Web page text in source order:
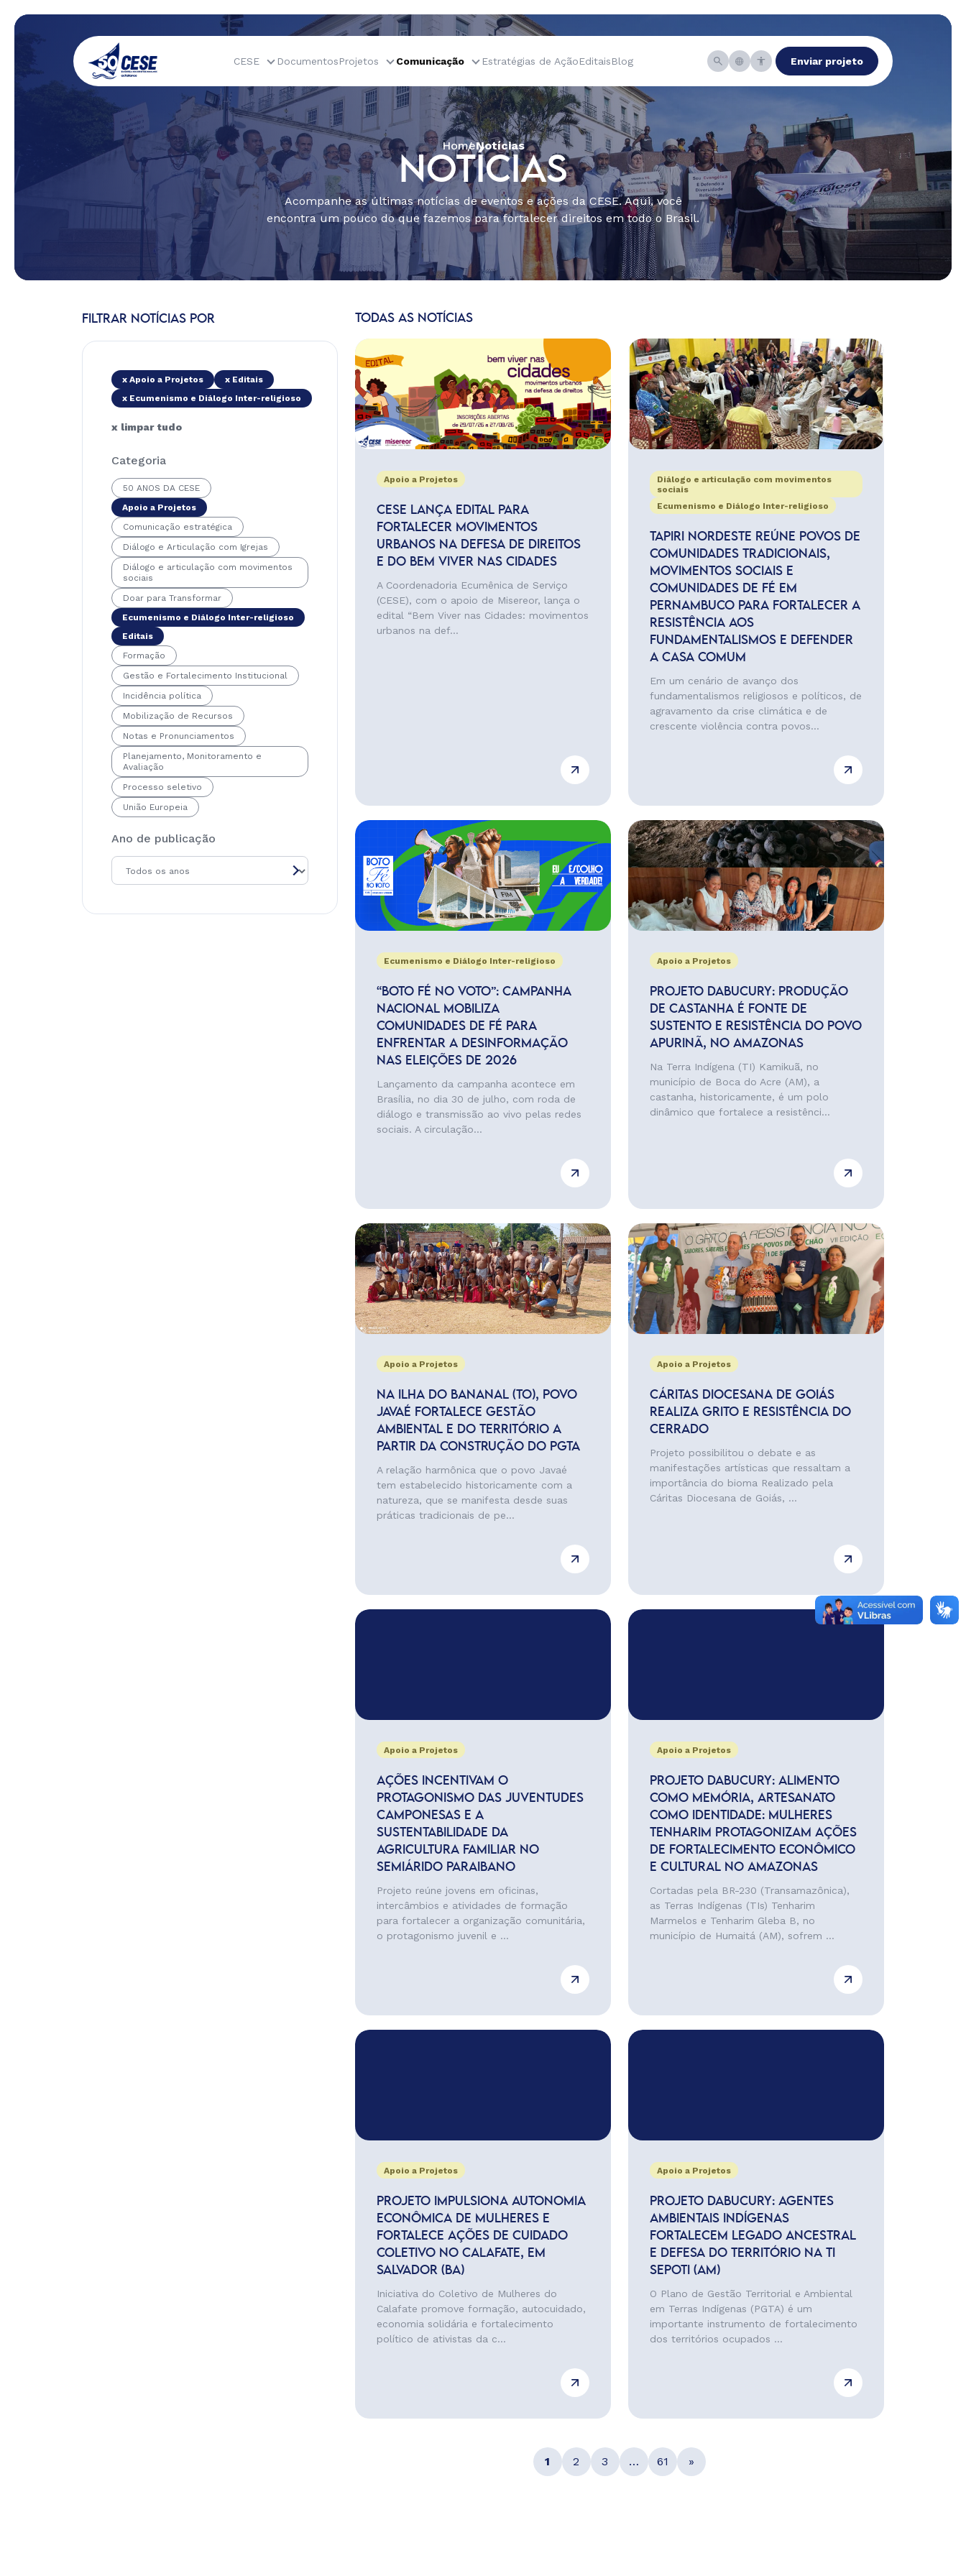
CESE DocumentosProjetos Comunicação Estratégias de AçãoEditaisBlog Enviar projeto
HomeNotícias
NOTÍCIAS
Acompanhe as últimas notícias de eventos e ações da CESE. Aqui, você
encontra um pouco do que fazemos para fortalecer direitos em todo o Brasil.
FILTRAR NOTÍCIAS POR
x Apoio a Projetos
x Editais
x Ecumenismo e Diálogo Inter-religioso
x limpar tudo
Categoria
50 ANOS DA CESE
Apoio a Projetos
Comunicação estratégica
Diálogo e Articulação com Igrejas
Diálogo e articulação com movimentos
sociais
Doar para Transformar
Ecumenismo e Diálogo Inter-religioso
Editais
Formação
Gestão e Fortalecimento Institucional
Incidência política
Mobilização de Recursos
Notas e Pronunciamentos
Planejamento, Monitoramento e
Avaliação
Processo seletivo
União Europeia
Ano de publicação
TODAS AS NOTÍCIAS
Apoio a Projetos
CESE LANÇA EDITAL PARA
FORTALECER MOVIMENTOS
URBANOS NA DEFESA DE DIREITOS
E DO BEM VIVER NAS CIDADES
A Coordenadoria Ecumênica de Serviço
(CESE), com o apoio de Misereor, lança o
edital “Bem Viver nas Cidades: movimentos
urbanos na def...
Diálogo e articulação com movimentos
sociais
Ecumenismo e Diálogo Inter-religioso
TAPIRI NORDESTE REÚNE POVOS DE
COMUNIDADES TRADICIONAIS,
MOVIMENTOS SOCIAIS E
COMUNIDADES DE FÉ EM
PERNAMBUCO PARA FORTALECER A
RESISTÊNCIA AOS
FUNDAMENTALISMOS E DEFENDER
A CASA COMUM
Em um cenário de avanço dos
fundamentalismos religiosos e políticos, de
agravamento da crise climática e de
crescente violência contra povos...
Ecumenismo e Diálogo Inter-religioso
“BOTO FÉ NO VOTO”: CAMPANHA
NACIONAL MOBILIZA
COMUNIDADES DE FÉ PARA
ENFRENTAR A DESINFORMAÇÃO
NAS ELEIÇÕES DE 2026
Lançamento da campanha acontece em
Brasília, no dia 30 de julho, com roda de
diálogo e transmissão ao vivo pelas redes
sociais. A circulação...
Apoio a Projetos
PROJETO DABUCURY: PRODUÇÃO
DE CASTANHA É FONTE DE
SUSTENTO E RESISTÊNCIA DO POVO
APURINÃ, NO AMAZONAS
Na Terra Indígena (TI) Kamikuã, no
município de Boca do Acre (AM), a
castanha, historicamente, é um polo
dinâmico que fortalece a resistênci...
Apoio a Projetos
NA ILHA DO BANANAL (TO), POVO
JAVAÉ FORTALECE GESTÃO
AMBIENTAL E DO TERRITÓRIO A
PARTIR DA CONSTRUÇÃO DO PGTA
A relação harmônica que o povo Javaé
tem estabelecido historicamente com a
natureza, que se manifesta desde suas
práticas tradicionais de pe...
Apoio a Projetos
CÁRITAS DIOCESANA DE GOIÁS
REALIZA GRITO E RESISTÊNCIA DO
CERRADO
Projeto possibilitou o debate e as
manifestações artísticas que ressaltam a
importância do bioma Realizado pela
Cáritas Diocesana de Goiás, ...
Apoio a Projetos
AÇÕES INCENTIVAM O
PROTAGONISMO DAS JUVENTUDES
CAMPONESAS E A
SUSTENTABILIDADE DA
AGRICULTURA FAMILIAR NO
SEMIÁRIDO PARAIBANO
Projeto reúne jovens em oficinas,
intercâmbios e atividades de formação
para fortalecer a organização comunitária,
o protagonismo juvenil e ...
Apoio a Projetos
PROJETO DABUCURY: ALIMENTO
COMO MEMÓRIA, ARTESANATO
COMO IDENTIDADE: MULHERES
TENHARIM PROTAGONIZAM AÇÕES
DE FORTALECIMENTO ECONÔMICO
E CULTURAL NO AMAZONAS
Cortadas pela BR-230 (Transamazônica),
as Terras Indígenas (TIs) Tenharim
Marmelos e Tenharim Gleba B, no
município de Humaitá (AM), sofrem ...
Apoio a Projetos
PROJETO IMPULSIONA AUTONOMIA
ECONÔMICA DE MULHERES E
FORTALECE AÇÕES DE CUIDADO
COLETIVO NO CALAFATE, EM
SALVADOR (BA)
Iniciativa do Coletivo de Mulheres do
Calafate promove formação, autocuidado,
economia solidária e fortalecimento
político de ativistas da c...
Apoio a Projetos
PROJETO DABUCURY: AGENTES
AMBIENTAIS INDÍGENAS
FORTALECEM LEGADO ANCESTRAL
E DEFESA DO TERRITÓRIO NA TI
SEPOTI (AM)
O Plano de Gestão Territorial e Ambiental
em Terras Indígenas (PGTA) é um
importante instrumento de fortalecimento
dos territórios ocupados ...
1 2 3 … 61 »